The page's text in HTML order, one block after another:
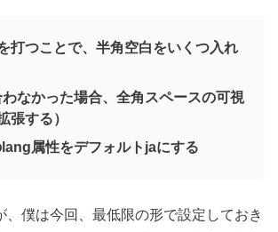
打つことで、半角空白をいくつ入れ
なかった場合、全角スペースの可視
張する）
属性をデフォルトjaにする
、僕は今回、最低限の形で設定しておき